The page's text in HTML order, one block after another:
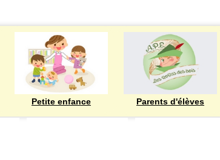
Petite enfance Parents d'élèves